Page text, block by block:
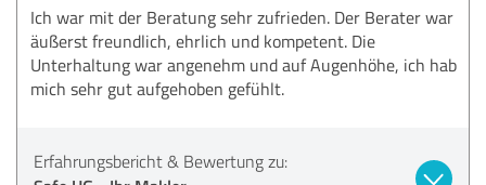
Ich war mit der Beratung sehr zufrieden. Der Berater war
äußerst freundlich, ehrlich und kompetent. Die
Unterhaltung war angenehm und auf Augenhöhe, ich hab
mich sehr gut aufgehoben gefühlt.
Erfahrungsbericht & Bewertung zu: